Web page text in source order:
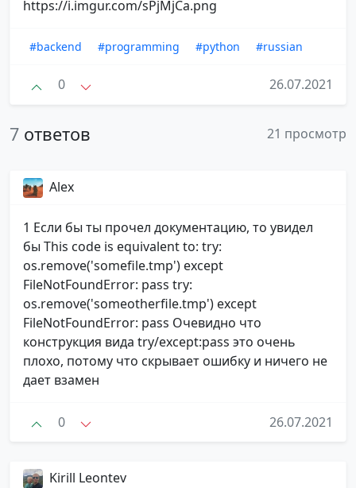
https://i.imgur.com/sPjMjCa.png
#backend #programming #python #russian
0 26.07.2021
7 ответов 21 просмотр
Alex
1 Если бы ты прочел документацию, то увидел
бы This code is equivalent to: try:
os.remove('somefile.tmp') except
FileNotFoundError: pass try:
os.remove('someotherfile.tmp') except
FileNotFoundError: pass Очевидно что
конструкция вида try/except:pass это очень
плохо, потому что скрывает ошибку и ничего не
дает взамен
0 26.07.2021
Kirill Leontev